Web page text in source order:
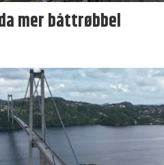
mer båttrøbbel